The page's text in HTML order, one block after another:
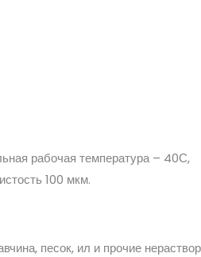
рабочая температура – 40С,
100 мкм.
песок, ил и прочие